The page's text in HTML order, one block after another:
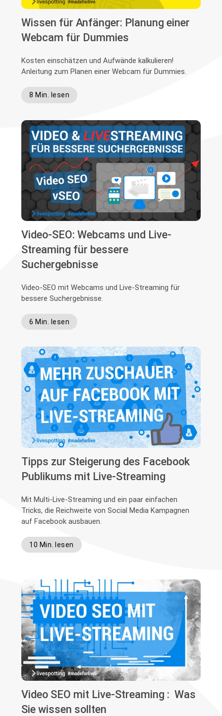
Wissen für Anfänger: Planung einer
Webcam für Dummies
Kosten einschätzen und Aufwände kalkulieren!
Anleitung zum Planen einer Webcam für Dummies.
8 Min. lesen
Video-SEO: Webcams und Live-
Streaming für bessere
Suchergebnisse
Video-SEO mit Webcams und Live-Streaming für
bessere Suchergebnisse.
6 Min. lesen
Tipps zur Steigerung des Facebook
Publikums mit Live-Streaming
Mit Multi-Live-Streaming und ein paar einfachen
Tricks, die Reichweite von Social Media Kampagnen
auf Facebook ausbauen.
10 Min. lesen
Video SEO mit Live-Streaming : Was
Sie wissen sollten